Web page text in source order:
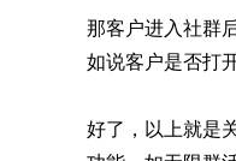
那客户进入社群
如说客户是否打
好了，以上就是